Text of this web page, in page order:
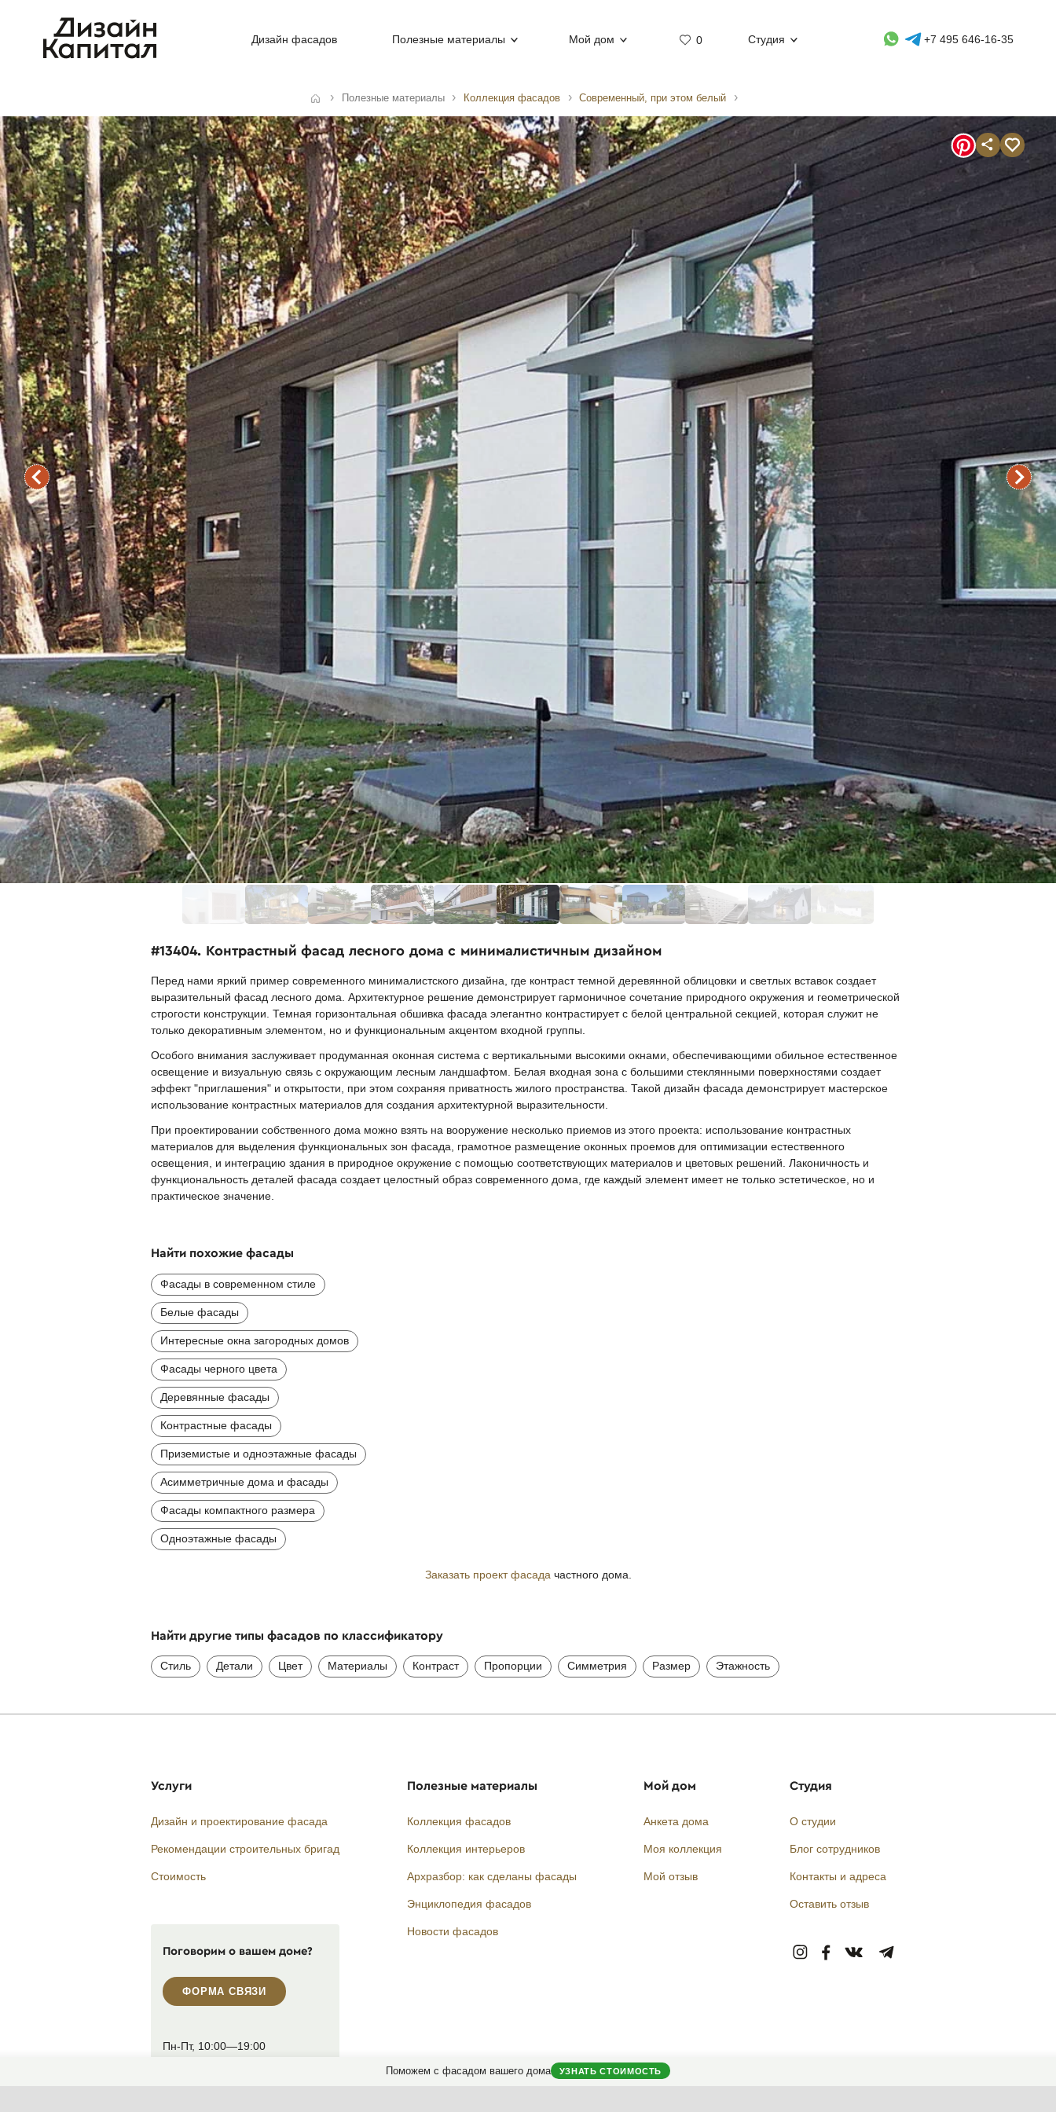
Дизайн фасадов Полезные материалы Мой дом 0 Студия Whatsapp контакт
Telegram контакт
+7 495 646-16-35
Полезные материалы Коллекция фасадов Современный, при этом белый
#13404. Контрастный фасад лесного дома с минималистичным дизайном
Перед нами яркий пример современного минималистского дизайна, где контраст темной деревянной облицовки и светлых вставок создает
выразительный фасад лесного дома. Архитектурное решение демонстрирует гармоничное сочетание природного окружения и геометрической
строгости конструкции. Темная горизонтальная обшивка фасада элегантно контрастирует с белой центральной секцией, которая служит не
только декоративным элементом, но и функциональным акцентом входной группы.
Особого внимания заслуживает продуманная оконная система с вертикальными высокими окнами, обеспечивающими обильное естественное
освещение и визуальную связь с окружающим лесным ландшафтом. Белая входная зона с большими стеклянными поверхностями создает
эффект "приглашения" и открытости, при этом сохраняя приватность жилого пространства. Такой дизайн фасада демонстрирует мастерское
использование контрастных материалов для создания архитектурной выразительности.
При проектировании собственного дома можно взять на вооружение несколько приемов из этого проекта: использование контрастных
материалов для выделения функциональных зон фасада, грамотное размещение оконных проемов для оптимизации естественного
освещения, и интеграцию здания в природное окружение с помощью соответствующих материалов и цветовых решений. Лаконичность и
функциональность деталей фасада создает целостный образ современного дома, где каждый элемент имеет не только эстетическое, но и
практическое значение.
Найти похожие фасады
Фасады в современном стиле
Белые фасады
Интересные окна загородных домов
Фасады черного цвета
Деревянные фасады
Контрастные фасады
Приземистые и одноэтажные фасады
Асимметричные дома и фасады
Фасады компактного размера
Одноэтажные фасады
Заказать проект фасада частного дома.
Найти другие типы фасадов по классификатору
Стиль Детали Цвет Материалы Контраст Пропорции Симметрия Размер Этажность
Поможем с фасадом вашего дома УЗНАТЬ СТОИМОСТЬ
Услуги
Дизайн и проектирование фасада
Рекомендации строительных бригад
Стоимость
Поговорим о вашем доме?
ФОРМА СВЯЗИ
Пн-Пт, 10:00—19:00
Полезные материалы
Коллекция фасадов
Коллекция интерьеров
Архразбор: как сделаны фасады
Энциклопедия фасадов
Новости фасадов
Мой дом
Анкета дома
Моя коллекция
Мой отзыв
Студия
О студии
Блог сотрудников
Контакты и адреса
Оставить отзыв